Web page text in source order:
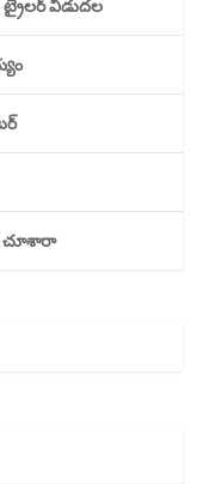
విడుదల
చూశారా